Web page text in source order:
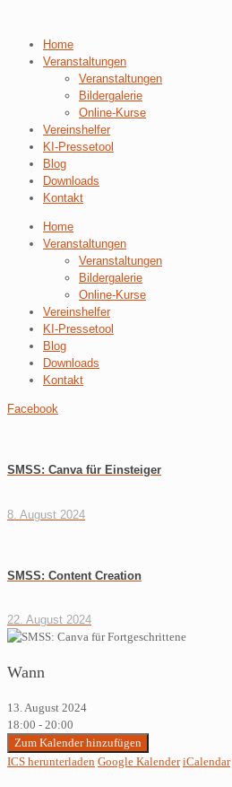
Home
Veranstaltungen
Veranstaltungen
Bildergalerie
Online-Kurse
Vereinshelfer
KI-Pressetool
Blog
Downloads
Kontakt
Home
Veranstaltungen
Veranstaltungen
Bildergalerie
Online-Kurse
Vereinshelfer
KI-Pressetool
Blog
Downloads
Kontakt
Facebook
SMSS: Canva für Einsteiger
8. August 2024
SMSS: Content Creation
22. August 2024
Wann
13. August 2024
18:00 - 20:00
Zum Kalender hinzufügen
ICS herunterladen Google Kalender iCalendar